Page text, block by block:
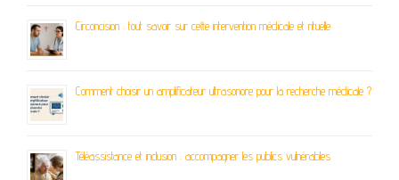
Circoncision : tout savoir sur cette intervention médicale et rituelle
Comment choisir un amplificateur ultrasonore pour la recherche médicale ?
Téléassistance et inclusion : accompagner les publics vulnérables